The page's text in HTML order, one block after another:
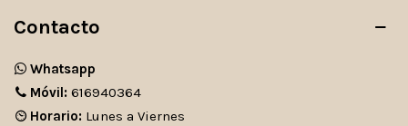
Contacto
Whatsapp
Móvil: 616940364
Horario: Lunes a Viernes